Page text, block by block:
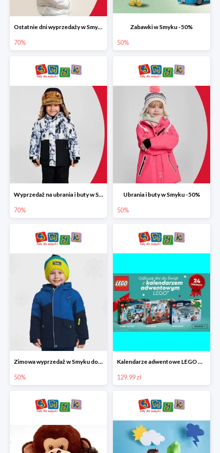
Ostatnie dni wyprzedaży w Smyku do -70%
70%
Zabawki w Smyku -50%
50%
Wyprzedaż na ubrania i buty w Smyku do -70%
70%
Ubrania i buty w Smyku -50%
50%
Zimowa wyprzedaż w Smyku do -50%
50%
Kalendarze adwentowe LEGO w Smyku w super cenie
129.99 zł